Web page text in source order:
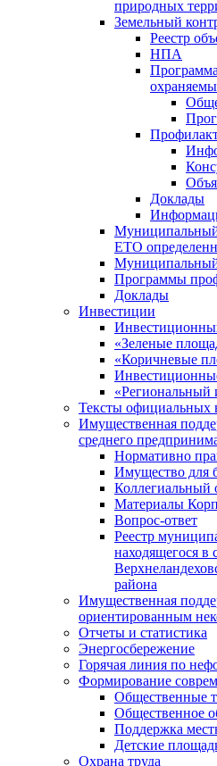
природных
Земельный
Реестр
НПА
Доклады
Муниципальный
ЕТО
Программы
Доклады
Инвестиции
«Зеленые
«Коричневые
«Региональный
Тексты официальных
Имущественная
среднего
Нормативно
Имущество для
Коллегиальный
Материалы
Вопрос-ответ
Реестр
находящегося в
района
Имущественная
ориентированным
Отчеты и статистика
Энергосбережение
Горячая линия по
Формирование
Общественные
Общественное
Поддержка
Детские
Охрана труда